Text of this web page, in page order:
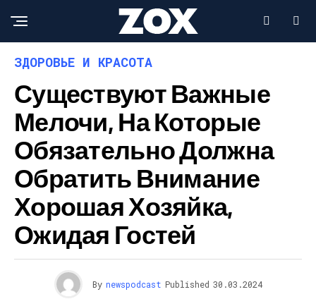
ЗДОРОВЬЕ И КРАСОТА
Существуют Важные
Мелочи, На Которые
Обязательно Должна
Обратить Внимание
Хорошая Хозяйка,
Ожидая Гостей
By newspodcast Published 30.03.2024